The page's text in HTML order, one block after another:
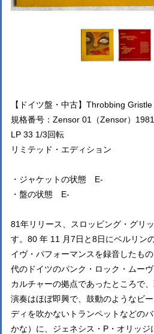
【ドイツ盤・中古】Throbbing
規格番号：Zensor 01（Zensor）
LP 33 1/3回転
リミテッド・エディション
・ジャケットの状態 E-
・盤の状態 E-
81年リリース、スロッビング・グリ
す。80 年 11 月7日と8日にベルリン
イヴ・パフォーマンスを録音したも
代のドイツのパンク・ロック・ムー
カルチャーの拠点であったところで
演奏はほぼ即興で、鼓動のようなビ
ディを吹かないトランペットなどの
かな）に、ジェネシス・P・オリッジ